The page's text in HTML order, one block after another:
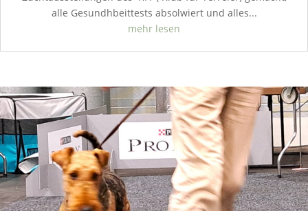
alle Gesundhbeittests absolwiert und alles...
mehr lesen